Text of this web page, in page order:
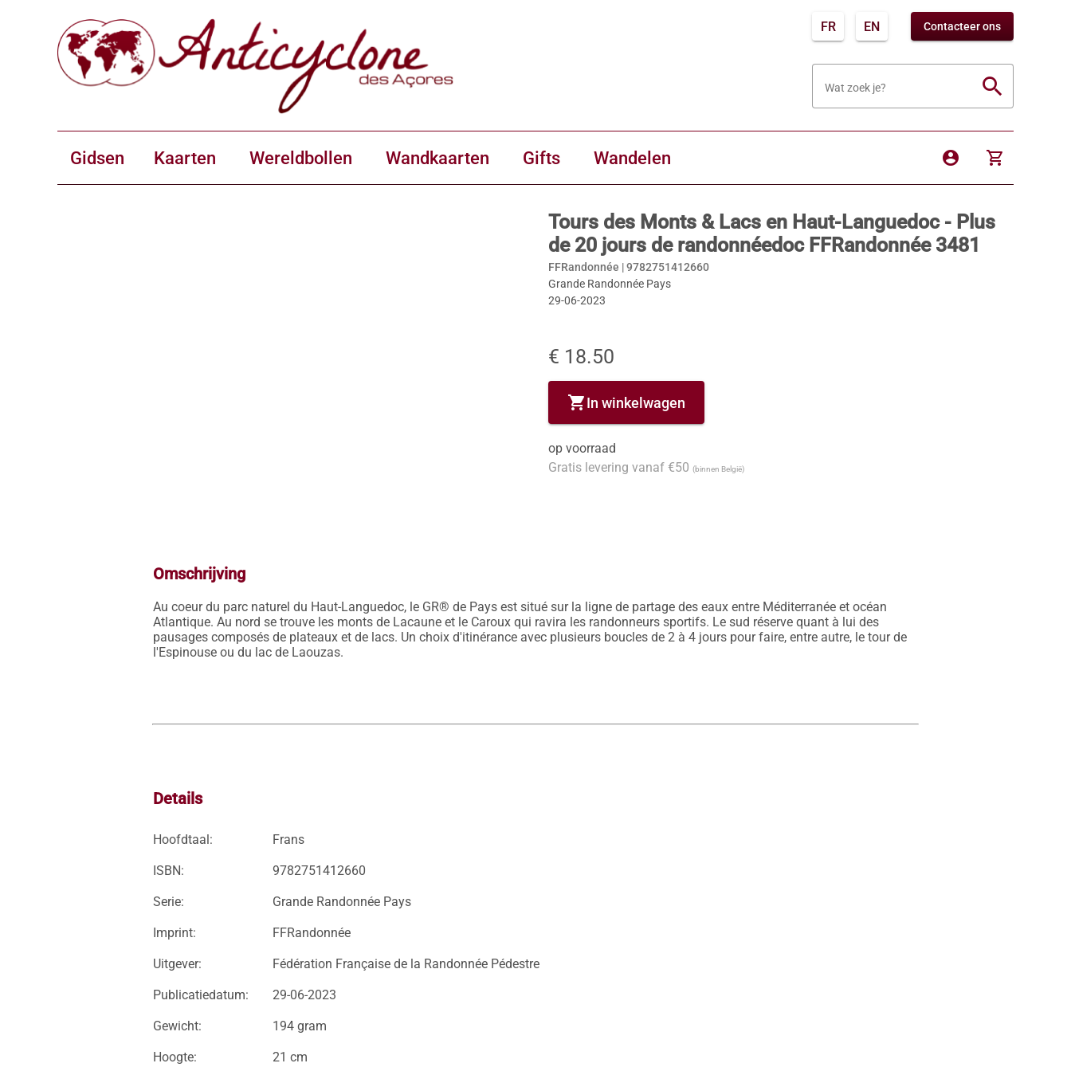
FR EN Contacteer ons
Wat zoek je? search
Gidsen Kaarten Wereldbollen Wandkaarten Gifts Wandelen account_circle shopping_cart
Tours des Monts & Lacs en Haut-Languedoc - Plus
de 20 jours de randonnéedoc FFRandonnée 3481
FFRandonnée |9782751412660
Grande Randonnée Pays
29-06-2023
€ 18.50
shopping_cartIn winkelwagen
op voorraad
Gratis levering vanaf €50 (binnen België)
Omschrijving
Au coeur du parc naturel du Haut-Languedoc, le GR® de Pays est situé sur la ligne de partage des eaux entre Méditerranée et océan
Atlantique. Au nord se trouve les monts de Lacaune et le Caroux qui ravira les randonneurs sportifs. Le sud réserve quant à lui des
pausages composés de plateaux et de lacs. Un choix d'itinérance avec plusieurs boucles de 2 à 4 jours pour faire, entre autre, le tour de
l'Espinouse ou du lac de Laouzas.
Details
Hoofdtaal: Frans
ISBN: 9782751412660
Serie: Grande Randonnée Pays
Imprint: FFRandonnée
Uitgever: Fédération Française de la Randonnée Pédestre
Publicatiedatum: 29-06-2023
Gewicht: 194 gram
Hoogte: 21 cm